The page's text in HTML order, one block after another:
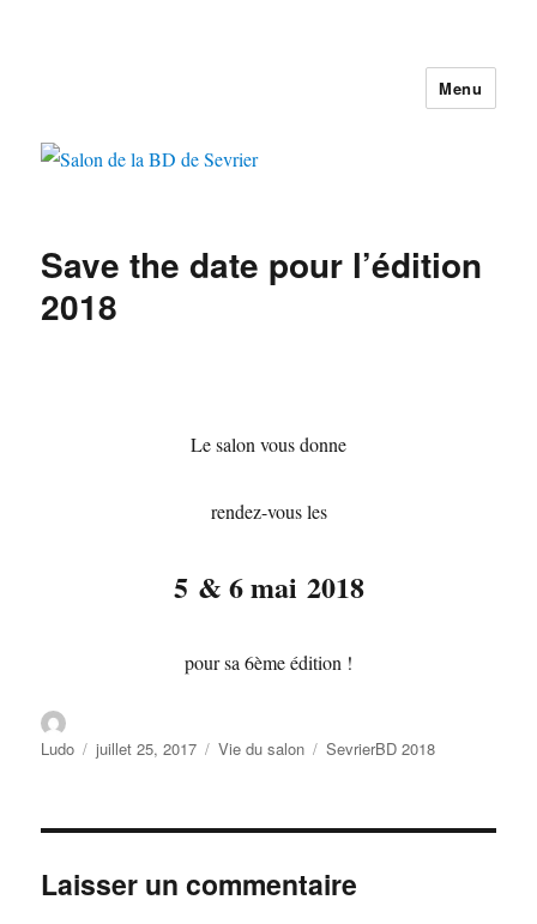
Menu
Save the date pour l’édition
2018
Le salon vous donne
rendez-vous les
5 & 6 mai 2018
pour sa 6ème édition !
Ludo juillet 25, 2017 Vie du salon SevrierBD 2018
Laisser un commentaire